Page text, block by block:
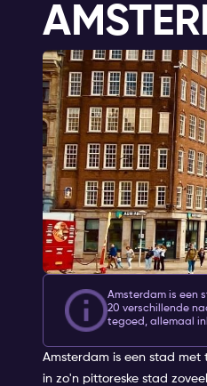
Amsterdam is een
20 verschillende
tegoed, allemaal
Amsterdam is een stad met
in zo'n pittoreske stad